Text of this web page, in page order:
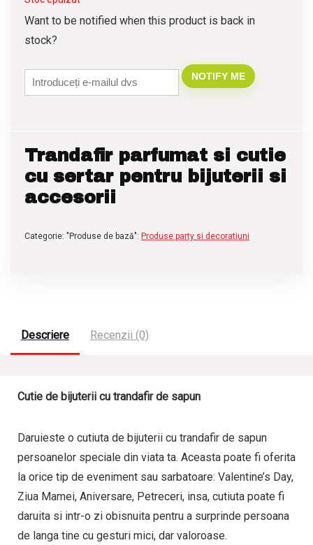
Want to be notified when this product is back in
stock?
NOTIFY ME
Trandafir parfumat si cutie
cu sertar pentru bijuterii si
accesorii
Categorie: "Produse de bază": Produse party si decoratiuni
Descriere Recenzii (0)
Cutie de bijuterii cu trandafir de sapun
Daruieste o cutiuta de bijuterii cu trandafir de sapun
persoanelor speciale din viata ta. Aceasta poate fi oferita
la orice tip de eveniment sau sarbatoare: Valentine’s Day,
Ziua Mamei, Aniversare, Petreceri, insa, cutiuta poate fi
daruita si intr-o zi obisnuita pentru a surprinde persoana
de langa tine cu gesturi mici, dar valoroase.